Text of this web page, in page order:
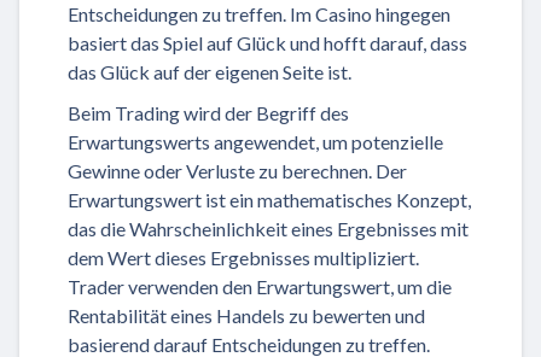
Entscheidungen zu treffen. Im Casino hingegen
basiert das Spiel auf Glück und hofft darauf, dass
das Glück auf der eigenen Seite ist.
Beim Trading wird der Begriff des
Erwartungswerts angewendet, um potenzielle
Gewinne oder Verluste zu berechnen. Der
Erwartungswert ist ein mathematisches Konzept,
das die Wahrscheinlichkeit eines Ergebnisses mit
dem Wert dieses Ergebnisses multipliziert.
Trader verwenden den Erwartungswert, um die
Rentabilität eines Handels zu bewerten und
basierend darauf Entscheidungen zu treffen.